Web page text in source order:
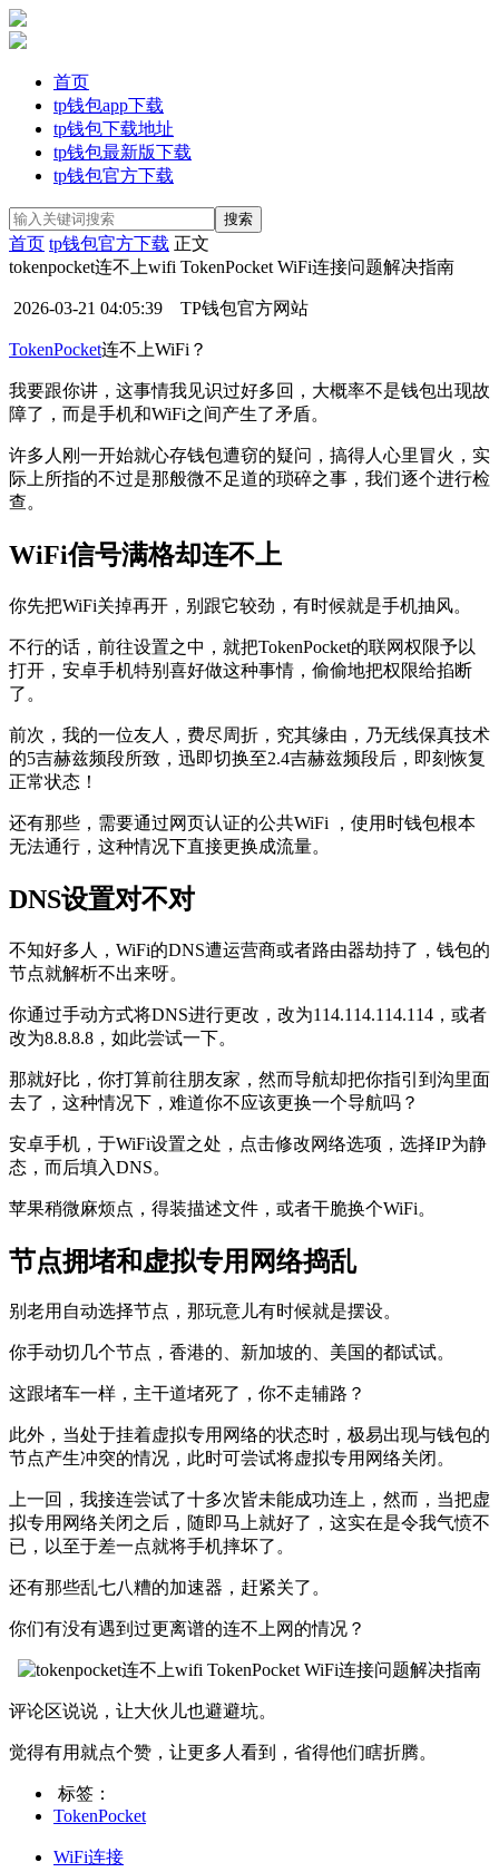
首页
tp钱包app下载
tp钱包下载地址
tp钱包最新版下载
tp钱包官方下载
首页 tp钱包官方下载 正文
tokenpocket连不上wifi TokenPocket WiFi连接问题解决指南
2026-03-21 04:05:39 TP钱包官方网站
TokenPocket连不上WiFi？
我要跟你讲，这事情我见识过好多回，大概率不是钱包出现故
障了，而是手机和WiFi之间产生了矛盾。
许多人刚一开始就心存钱包遭窃的疑问，搞得人心里冒火，实
际上所指的不过是那般微不足道的琐碎之事，我们逐个进行检
查。
WiFi信号满格却连不上
你先把WiFi关掉再开，别跟它较劲，有时候就是手机抽风。
不行的话，前往设置之中，就把TokenPocket的联网权限予以
打开，安卓手机特别喜好做这种事情，偷偷地把权限给掐断
了。
前次，我的一位友人，费尽周折，究其缘由，乃无线保真技术
的5吉赫兹频段所致，迅即切换至2.4吉赫兹频段后，即刻恢复
正常状态！
还有那些，需要通过网页认证的公共WiFi ，使用时钱包根本
无法通行，这种情况下直接更换成流量。
DNS设置对不对
不知好多人，WiFi的DNS遭运营商或者路由器劫持了，钱包的
节点就解析不出来呀。
你通过手动方式将DNS进行更改，改为114.114.114.114，或者
改为8.8.8.8，如此尝试一下。
那就好比，你打算前往朋友家，然而导航却把你指引到沟里面
去了，这种情况下，难道你不应该更换一个导航吗？
安卓手机，于WiFi设置之处，点击修改网络选项，选择IP为静
态，而后填入DNS。
苹果稍微麻烦点，得装描述文件，或者干脆换个WiFi。
节点拥堵和虚拟专用网络捣乱
别老用自动选择节点，那玩意儿有时候就是摆设。
你手动切几个节点，香港的、新加坡的、美国的都试试。
这跟堵车一样，主干道堵死了，你不走辅路？
此外，当处于挂着虚拟专用网络的状态时，极易出现与钱包的
节点产生冲突的情况，此时可尝试将虚拟专用网络关闭。
上一回，我接连尝试了十多次皆未能成功连上，然而，当把虚
拟专用网络关闭之后，随即马上就好了，这实在是令我气愤不
已，以至于差一点就将手机摔坏了。
还有那些乱七八糟的加速器，赶紧关了。
你们有没有遇到过更离谱的连不上网的情况？
评论区说说，让大伙儿也避避坑。
觉得有用就点个赞，让更多人看到，省得他们瞎折腾。
标签：
TokenPocket
WiFi连接